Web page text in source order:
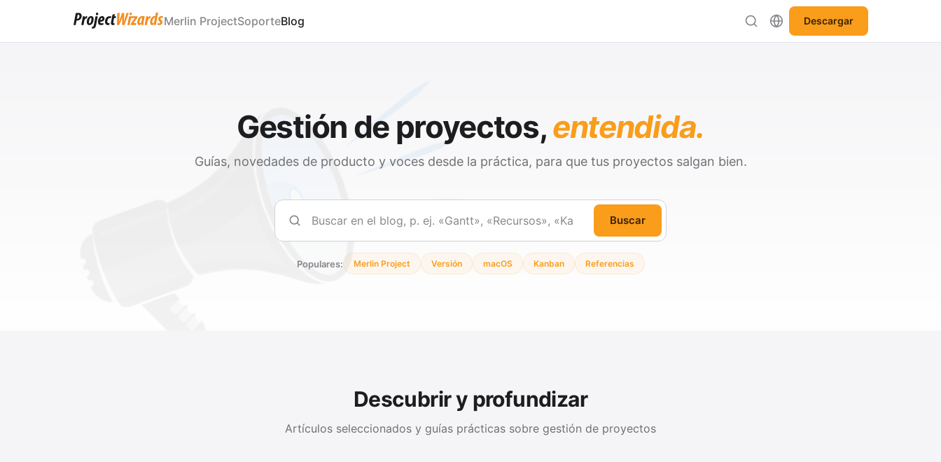
Merlin ProjectSoporteBlog Descargar
Gestión de proyectos,entendida.
Guías, novedades de producto y voces desde la práctica, para que tus proyectos salgan bien.
Buscar
Buscar
Populares: Merlin Project Versión macOS Kanban Referencias
Descubrir y profundizar
Artículos seleccionados y guías prácticas sobre gestión de proyectos